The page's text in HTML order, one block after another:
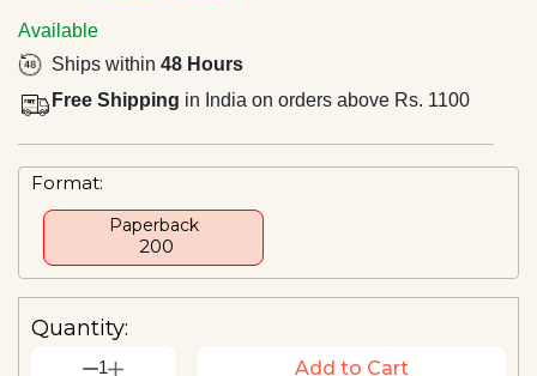
Available
Ships within 48 Hours
Free Shipping in India on orders above Rs. 1100
Format:
Paperback
₹ 200
Quantity:
1 Add to Cart